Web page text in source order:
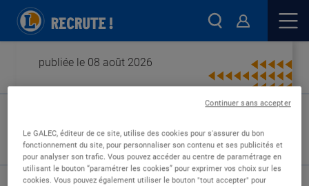
publiée le 08 août 2026
Type de contrat :
Expérience :
Études :
Le GALEC, éditeur de ce site, utilise des cookies pour s'assurer du bon
fonctionnement du site, pour personnaliser son contenu et ses publicités et
pour analyser son trafic. Vous pouvez accéder au centre de paramétrage en
utilisant le bouton “paramétrer les cookies” pour exprimer vos choix sur les
cookies. Vous pouvez également utiliser le bouton "tout accepter" pour
Continuer sans accepter